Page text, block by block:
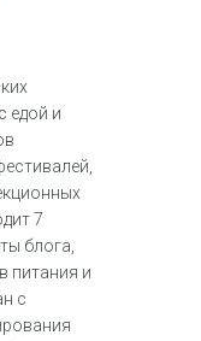
едой и
7
блога,
питания и
с